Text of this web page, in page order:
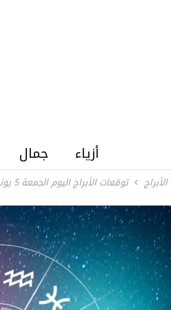
أزياء جمال
الأبراج توقعات الأبراج اليوم الجمعة 5 يونيو 2026